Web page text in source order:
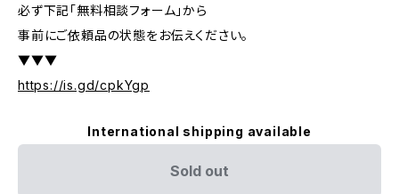
必ず下記「無料相談フォーム」から
事前にご依頼品の状態をお伝えください。
▼▼▼
https://is.gd/cpkYgp
International shipping available
Sold out